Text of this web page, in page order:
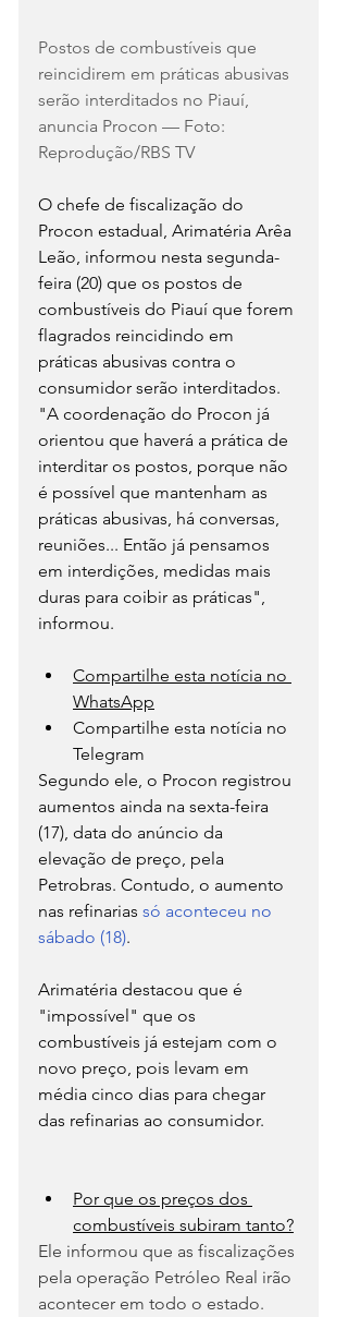
Postos de combustíveis que
reincidirem em práticas abusivas
serão interditados no Piauí,
anuncia Procon — Foto:
Reprodução/RBS TV
O chefe de fiscalização do
Procon estadual, Arimatéria Arêa
Leão, informou nesta segunda-
feira (20) que os postos de
combustíveis do Piauí que forem
flagrados reincidindo em
práticas abusivas contra o
consumidor serão interditados.
"A coordenação do Procon já
orientou que haverá a prática de
interditar os postos, porque não
é possível que mantenham as
práticas abusivas, há conversas,
reuniões... Então já pensamos
em interdições, medidas mais
duras para coibir as práticas",
informou.
Compartilhe esta notícia no
WhatsApp
Compartilhe esta notícia no
Telegram
Segundo ele, o Procon registrou
aumentos ainda na sexta-feira
(17), data do anúncio da
elevação de preço, pela
Petrobras. Contudo, o aumento
nas refinarias só aconteceu no
sábado (18).
Arimatéria destacou que é
"impossível" que os
combustíveis já estejam com o
novo preço, pois levam em
média cinco dias para chegar
das refinarias ao consumidor.
Por que os preços dos
combustíveis subiram tanto?
Ele informou que as fiscalizações
pela operação Petróleo Real irão
acontecer em todo o estado.